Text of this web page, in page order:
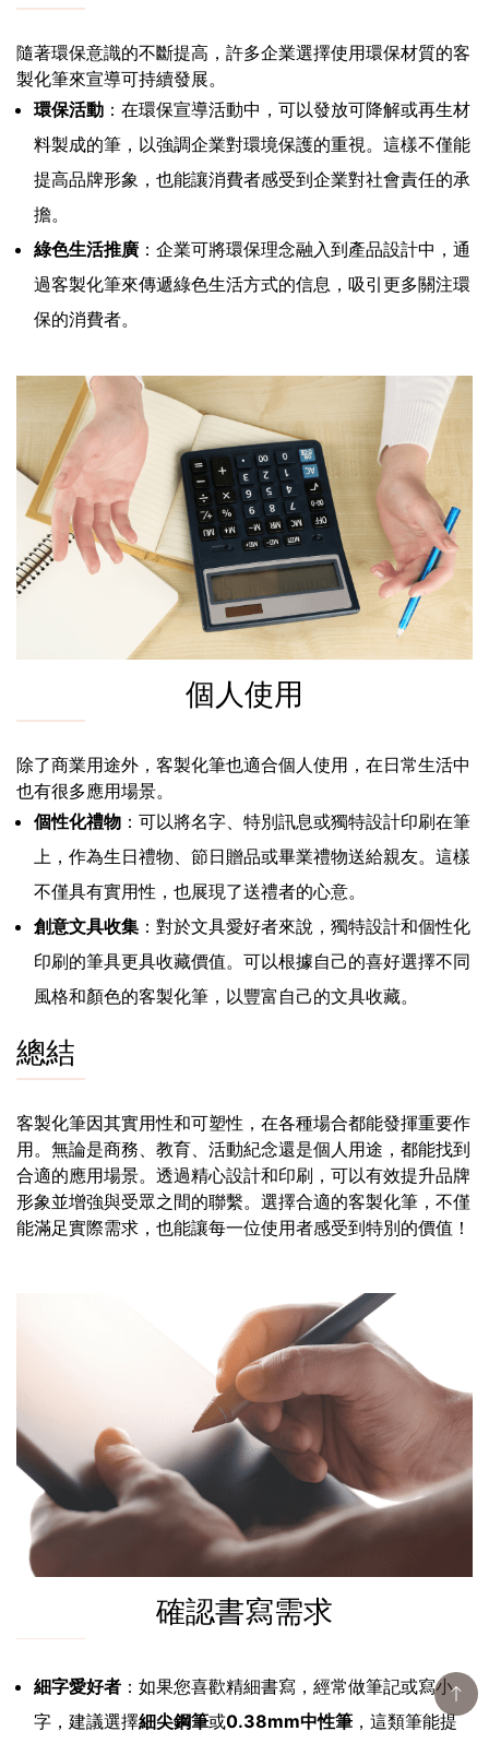
隨著環保意識的不斷提高，許多企業選擇使用環保材質的客
製化筆來宣導可持續發展。
環保活動 ：在環保宣導活動中，可以發放可降解或再生材
料製成的筆，以強調企業對環境保護的重視。這樣不僅能
提高品牌形象，也能讓消費者感受到企業對社會責任的承
擔。
綠色生活推廣 ：企業可將環保理念融入到產品設計中，通
過客製化筆來傳遞綠色生活方式的信息，吸引更多關注環
保的消費者。
個人使用
除了商業用途外，客製化筆也適合個人使用，在日常生活中
也有很多應用場景。
個性化禮物 ：可以將名字、特別訊息或獨特設計印刷在筆
上，作為生日禮物、節日贈品或畢業禮物送給親友。這樣
不僅具有實用性，也展現了送禮者的心意。
創意文具收集 ：對於文具愛好者來說，獨特設計和個性化
印刷的筆具更具收藏價值。可以根據自己的喜好選擇不同
風格和顏色的客製化筆，以豐富自己的文具收藏。
總結
客製化筆因其實用性和可塑性，在各種場合都能發揮重要作
用。無論是商務、教育、活動紀念還是個人用途，都能找到
合適的應用場景。透過精心設計和印刷，可以有效提升品牌
形象並增強與受眾之間的聯繫。選擇合適的客製化筆，不僅
能滿足實際需求，也能讓每一位使用者感受到特別的價值！
確認書寫需求
細字愛好者 ：如果您喜歡精細書寫，經常做筆記或寫小
字，建議選擇細尖鋼筆或0.38mm中性筆 ，這類筆能提